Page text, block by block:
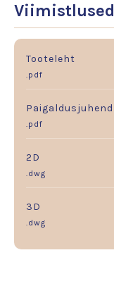
Viimistlused
Tooteleht
.pdf
Paigaldusjuhend
.pdf
2D
.dwg
3D
.dwg